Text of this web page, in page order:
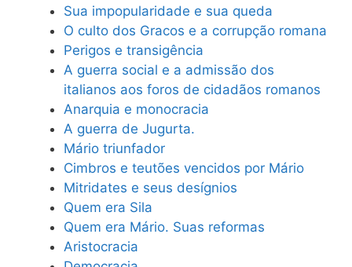
Sua impopularidade e sua queda
O culto dos Gracos e a corrupção romana
Perigos e transigência
A guerra social e a admissão dos
italianos aos foros de cidadãos romanos
Anarquia e monocracia
A guerra de Jugurta.
Mário triunfador
Cimbros e teutões vencidos por Mário
Mitridates e seus desígnios
Quem era Sila
Quem era Mário. Suas reformas
Aristocracia